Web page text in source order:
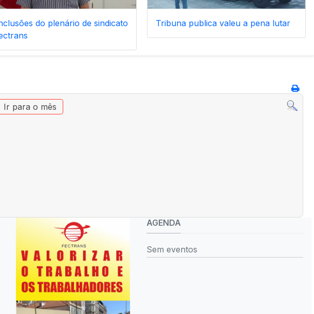
do plenário de sindicato
Tribuna publica valeu a pena lutar
Ir para o mês
AGENDA
Sem eventos